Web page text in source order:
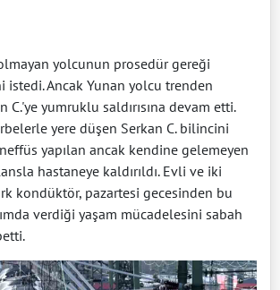
yolcunun prosedür gereği
istedi. Ancak Yunan yolcu trenden
C.'ye yumruklu saldırısına devam etti.
yere düşen Serkan C. bilincini
yapılan ancak kendine gelemeyen
hastaneye kaldırıldı. Evli ve iki
kondüktör, pazartesi gecesinden bu
verdiği yaşam mücadelesini sabah